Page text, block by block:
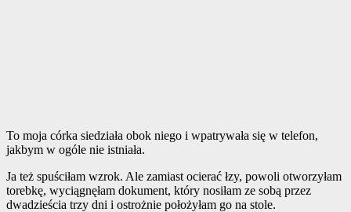
To moja córka siedziała obok niego i wpatrywała się w telefon,
jakbym w ogóle nie istniała.
Ja też spuściłam wzrok. Ale zamiast ocierać łzy, powoli otworzyłam
torebkę, wyciągnęłam dokument, który nosiłam ze sobą przez
dwadzieścia trzy dni i ostrożnie położyłam go na stole.